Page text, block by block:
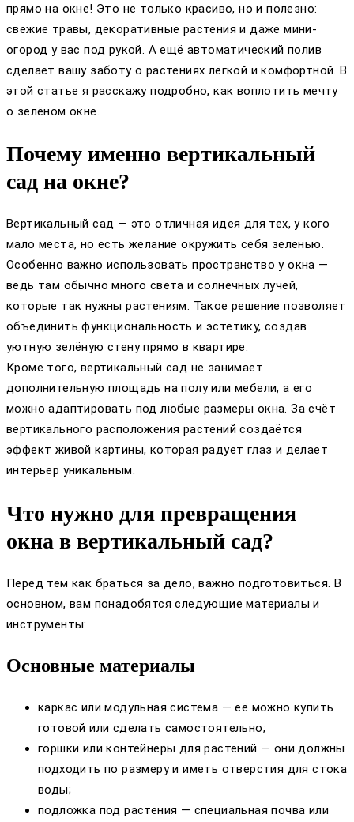
прямо на окне! Это не только красиво, но и полезно:
свежие травы, декоративные растения и даже мини-
огород у вас под рукой. А ещё автоматический полив
сделает вашу заботу о растениях лёгкой и комфортной. В
этой статье я расскажу подробно, как воплотить мечту
о зелёном окне.
Почему именно вертикальный
сад на окне?
Вертикальный сад — это отличная идея для тех, у кого
мало места, но есть желание окружить себя зеленью.
Особенно важно использовать пространство у окна —
ведь там обычно много света и солнечных лучей,
которые так нужны растениям. Такое решение позволяет
объединить функциональность и эстетику, создав
уютную зелёную стену прямо в квартире.
Кроме того, вертикальный сад не занимает
дополнительную площадь на полу или мебели, а его
можно адаптировать под любые размеры окна. За счёт
вертикального расположения растений создаётся
эффект живой картины, которая радует глаз и делает
интерьер уникальным.
Что нужно для превращения
окна в вертикальный сад?
Перед тем как браться за дело, важно подготовиться. В
основном, вам понадобятся следующие материалы и
инструменты:
Основные материалы
каркас или модульная система — её можно купить
готовой или сделать самостоятельно;
горшки или контейнеры для растений — они должны
подходить по размеру и иметь отверстия для стока
воды;
подложка под растения — специальная почва или